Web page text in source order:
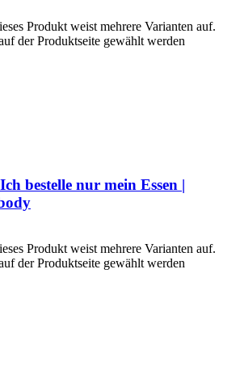
Produkt weist mehrere Varianten auf.
der Produktseite gewählt werden
bestelle nur mein Essen |
Produkt weist mehrere Varianten auf.
der Produktseite gewählt werden